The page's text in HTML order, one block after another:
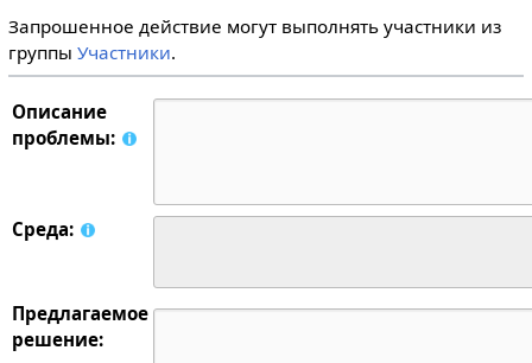
Запрошенное действие могут выполнять участники из
группы Участники.
Описание
проблемы:
Среда:
Предлагаемое
решение: